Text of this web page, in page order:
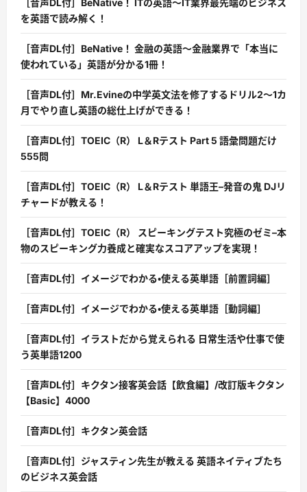
［音声DL付］BeNative！ ITの英語〜IT業界最先端のビジネス
を英語で読み解く！
［音声DL付］BeNative！ 金融の英語〜金融業界で「本当に
使われている」英語が分かる1冊！
［音声DL付］Mr.Evineの中学英文法を修了するドリル2〜1カ
月でやり直し英語の総仕上げができる！
［音声DL付］TOEIC（R） L＆Rテスト Part 5 語彙問題だけ
555問
［音声DL付］TOEIC（R） L＆Rテスト 単語王–発音の鬼 DJリ
チャードが教える！
［音声DL付］TOEIC（R） スピーキングテスト究極のゼミ–本
物のスピーキング力養成と確実なスコアアップを実現！
［音声DL付］イメージでわかる・使える英単語［前置詞編］
［音声DL付］イメージでわかる・使える英単語［動詞編］
［音声DL付］イラストだから覚えられる 日常生活や仕事で使
う英単語1200
［音声DL付］キクタン接客英会話【飲食編】/改訂版キクタン
【Basic】4000
［音声DL付］キクタン英会話
［音声DL付］ジャスティン先生が教える 英語ネイティブたち
のビジネス英会話